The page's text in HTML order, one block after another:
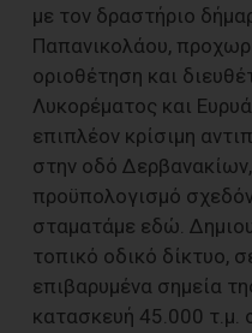
με τον δραστήριο
Παπανικολάου,
οριοθέτηση και
Λυκορέματος και
επιπλέον κρίσιμη
στην οδό
προϋπολογισμό
σταματάμε εδώ.
τοπικό οδικό δίκτυο,
επιβαρυμένα σημεία
κατασκευή 45.000 τ.μ.